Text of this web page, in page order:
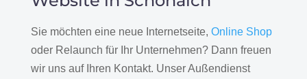
Sie möchten eine neue Internetseite, Online Shop
oder Relaunch für Ihr Unternehmen? Dann freuen
wir uns auf Ihren Kontakt. Unser Außendienst